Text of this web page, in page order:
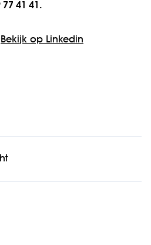
41 41.
Bekijk op Linkedin